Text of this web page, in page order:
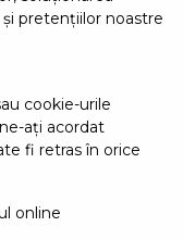
pretențiilor noastre
cookie-urile
ați acordat
fi retras în orice
online